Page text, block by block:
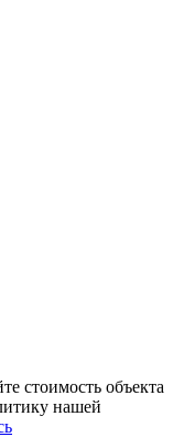
стоимость объекта
нашей